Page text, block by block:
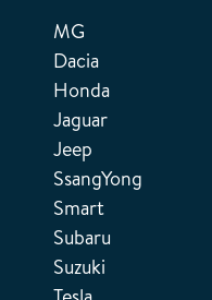
MG
Dacia
Honda
Jaguar
Jeep
SsangYong
Smart
Subaru
Suzuki